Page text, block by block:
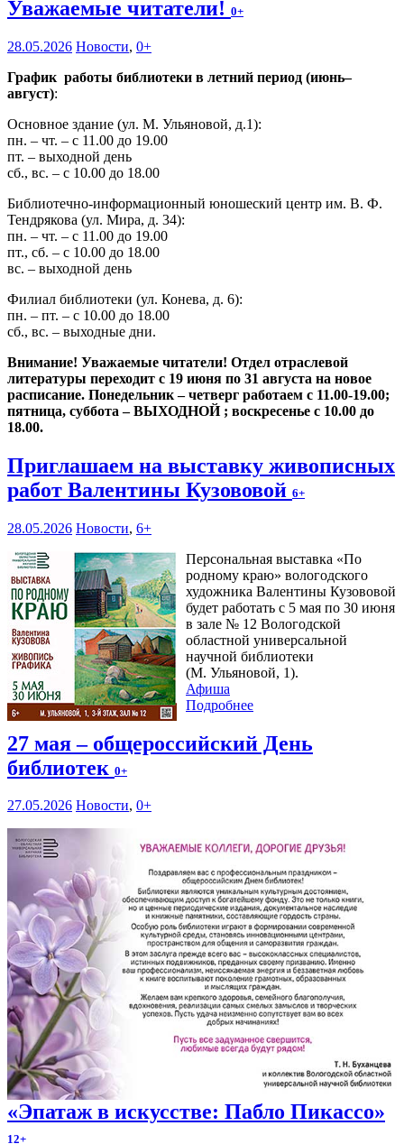
Уважаемые читатели! 0+
28.05.2026 Новости, 0+
График работы библиотеки в летний период (июнь–
август):
Основное здание (ул. М. Ульяновой, д.1):
пн. – чт. – с 11.00 до 19.00
пт. – выходной день
сб., вс. – с 10.00 до 18.00
Библиотечно-информационный юношеский центр им. В. Ф.
Тендрякова (ул. Мира, д. 34):
пн. – чт. – с 11.00 до 19.00
пт., сб. – с 10.00 до 18.00
вс. – выходной день
Филиал библиотеки (ул. Конева, д. 6):
пн. – пт. – с 10.00 до 18.00
сб., вс. – выходные дни.
Внимание! Уважаемые читатели! Отдел отраслевой
литературы переходит с 19 июня по 31 августа на новое
расписание. Понедельник – четверг работаем с 11.00-19.00;
пятница, суббота – ВЫХОДНОЙ ; воскресенье с 10.00 до
18.00.
Приглашаем на выставку живописных
работ Валентины Кузововой 6+
28.05.2026 Новости, 6+
Персональная выставка «По
родному краю» вологодского
художника Валентины Кузововой
будет работать с 5 мая по 30 июня
в зале № 12 Вологодской
областной универсальной
научной библиотеки
(М. Ульяновой, 1).
Афиша
Подробнее
27 мая – общероссийский День
библиотек 0+
27.05.2026 Новости, 0+
«Эпатаж в искусстве: Пабло Пикассо»
12+